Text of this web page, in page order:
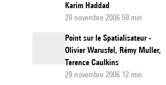
Karim Haddad
29 novembre 2006 59 min
Point sur le Spatialisateur -
Olivier Warusfel, Rémy Muller,
Terence Caulkins
29 novembre 2006 12 min